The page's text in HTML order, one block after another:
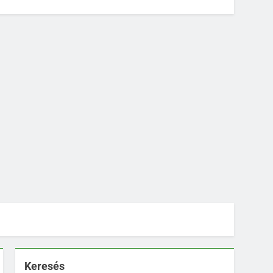
Keresés